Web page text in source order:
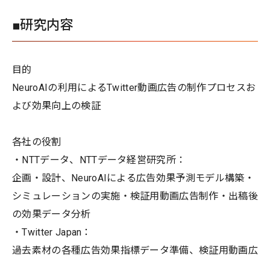
■研究内容
目的
NeuroAIの利用によるTwitter動画広告の制作プロセスお
よび効果向上の検証
各社の役割
・NTTデータ、NTTデータ経営研究所：
企画・設計、NeuroAIによる広告効果予測モデル構築・
シミュレーションの実施・検証用動画広告制作・出稿後
の効果データ分析
・Twitter Japan：
過去素材の各種広告効果指標データ準備、検証用動画広